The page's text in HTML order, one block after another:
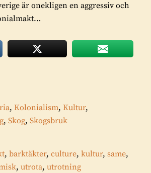
är onekligen en aggressiv och
, Kolonialism, Kultur,
, Skog, Skogsbruk
, barktäkter, culture, kultur, same,
, utrota, utrotning